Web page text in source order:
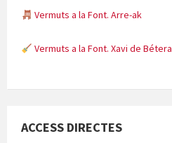
Vermuts a la Font. Arre-ak
Vermuts a la Font. Xavi de Bétera
ACCESS DIRECTES